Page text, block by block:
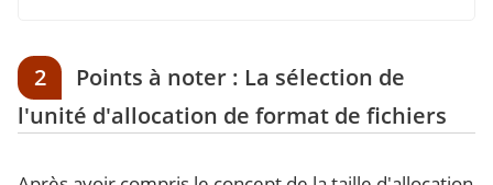
2
Points à noter : La sélection de
l'unité d'allocation de format de fichiers